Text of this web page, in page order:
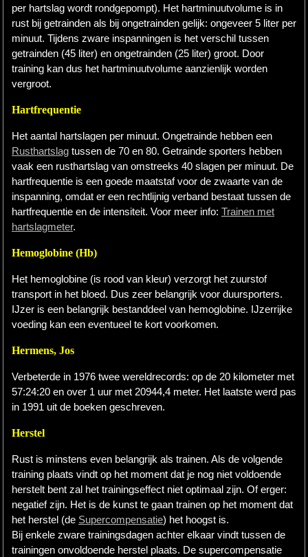
per hartslag wordt rondgepompt). Het hartminuutvolume is in
rust bij getrainden als bij ongetrainden gelijk: ongeveer 5 liter per
minuut. Tijdens zware inspanningen is het verschil tussen
getrainden (45 liter) en ongetrainden (25 liter) groot. Door
training kan dus het hartminuutvolume aanzienlijk worden
vergroot.
Hartfrequentie
Het aantal hartslagen per minuut. Ongetrainde hebben een
Rusthartslag tussen de 70 en 80. Getrainde sporters hebben
vaak een rusthartslag van omstreeks 40 slagen per minuut. De
hartfrequentie is een goede maatstaf voor de zwaarte van de
inspanning, omdat er een rechtlijnig verband bestaat tussen de
hartfrequentie en de intensiteit. Voor meer info: Trainen met
hartslagmeter.
Hemoglobine (Hb)
Het hemoglobine (is rood van kleur) verzorgt het zuurstof
transport in het bloed. Dus zeer belangrijk voor duursporters.
IJzer is een belangrijk bestanddeel van hemoglobine. IJzerrijke
voeding kan een eventueel te kort voorkomen.
Hermens, Jos
Verbeterde in 1976 twee wereldrecords: op de 20 kilometer met
57:24:20 en over 1 uur met 20944,4 meter. Het laatste werd pas
in 1991 uit de boeken geschreven.
Herstel
Rust is minstens even belangrijk als trainen. Als de volgende
training plaats vindt op het moment dat je nog niet voldoende
herstelt bent zal het trainingseffect niet optimaal zijn. Of erger:
negatief zijn. Het is de kunst te gaan trainen op het moment dat
het herstel (de Supercompensatie) het hoogst is.
Bij enkele zware trainingsdagen achter elkaar vindt tussen de
trainingen onvoldoende herstel plaats. De supercompensatie